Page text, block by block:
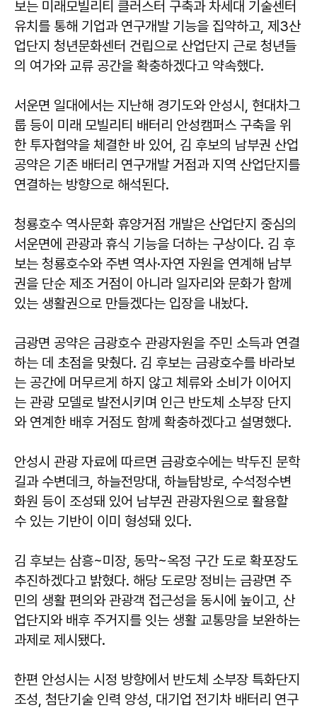
보는 미래모빌리티 클러스터 구축과 차세대 기술센터
유치를 통해 기업과 연구개발 기능을 집약하고, 제3산
업단지 청년문화센터 건립으로 산업단지 근로 청년들
의 여가와 교류 공간을 확충하겠다고 약속했다.
서운면 일대에서는 지난해 경기도와 안성시, 현대차그
룹 등이 미래 모빌리티 배터리 안성캠퍼스 구축을 위
한 투자협약을 체결한 바 있어, 김 후보의 남부권 산업
공약은 기존 배터리 연구개발 거점과 지역 산업단지를
연결하는 방향으로 해석된다.
청룡호수 역사문화 휴양거점 개발은 산업단지 중심의
서운면에 관광과 휴식 기능을 더하는 구상이다. 김 후
보는 청룡호수와 주변 역사·자연 자원을 연계해 남부
권을 단순 제조 거점이 아니라 일자리와 문화가 함께
있는 생활권으로 만들겠다는 입장을 내놨다.
금광면 공약은 금광호수 관광자원을 주민 소득과 연결
하는 데 초점을 맞췄다. 김 후보는 금광호수를 바라보
는 공간에 머무르게 하지 않고 체류와 소비가 이어지
는 관광 모델로 발전시키며 인근 반도체 소부장 단지
와 연계한 배후 거점도 함께 확충하겠다고 설명했다.
안성시 관광 자료에 따르면 금광호수에는 박두진 문학
길과 수변데크, 하늘전망대, 하늘탐방로, 수석정수변
화원 등이 조성돼 있어 남부권 관광자원으로 활용할
수 있는 기반이 이미 형성돼 있다.
김 후보는 삼흥~미장, 동막~옥정 구간 도로 확포장도
추진하겠다고 밝혔다. 해당 도로망 정비는 금광면 주
민의 생활 편의와 관광객 접근성을 동시에 높이고, 산
업단지와 배후 주거지를 잇는 생활 교통망을 보완하는
과제로 제시됐다.
한편 안성시는 시정 방향에서 반도체 소부장 특화단지
조성, 첨단기술 인력 양성, 대기업 전기차 배터리 연구